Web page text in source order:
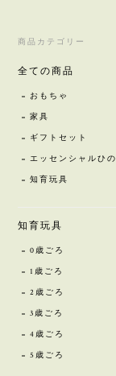
商品カテゴリー
全ての商品
おもちゃ
家具
ギフトセット
エッセンシャルひ
知育玩具
知育玩具
0歳ごろ
1歳ごろ
2歳ごろ
3歳ごろ
4歳ごろ
5歳ごろ